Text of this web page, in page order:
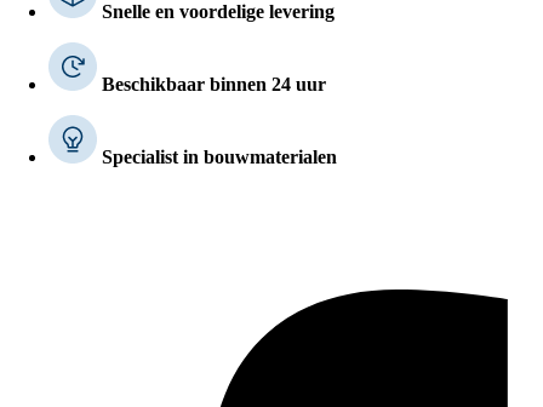
Snelle en voordelige levering
Beschikbaar binnen 24 uur
Specialist in bouwmaterialen